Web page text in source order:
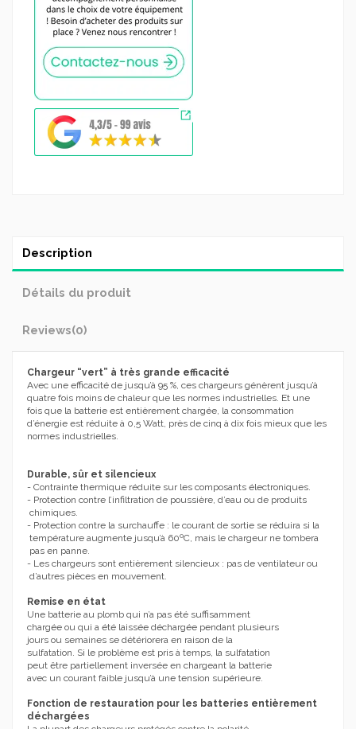
Description
Détails du produit
Reviews(0)
Chargeur “vert” à très grande efficacité
Avec une efficacité de jusqu’à 95 %, ces chargeurs génèrent jusqu’à
quatre fois moins de chaleur que les normes industrielles. Et une
fois que la batterie est entièrement chargée, la consommation
d’énergie est réduite à 0,5 Watt, près de cinq à dix fois mieux que les
normes industrielles.
Durable, sûr et silencieux
- Contrainte thermique réduite sur les composants électroniques.
- Protection contre l’infiltration de poussière, d’eau ou de produits
chimiques.
- Protection contre la surchauffe : le courant de sortie se réduira si la
température augmente jusqu’à 60ºC, mais le chargeur ne tombera
pas en panne.
- Les chargeurs sont entièrement silencieux : pas de ventilateur ou
d’autres pièces en mouvement.
Remise en état
Une batterie au plomb qui n’a pas été suffisamment
chargée ou qui a été laissée déchargée pendant plusieurs
jours ou semaines se détériorera en raison de la
sulfatation. Si le problème est pris à temps, la sulfatation
peut être partiellement inversée en chargeant la batterie
avec un courant faible jusqu’à une tension supérieure.
Fonction de restauration pour les batteries entièrement
déchargées